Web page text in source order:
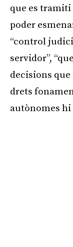
que es
poder
“control
servidor”,
decisions
drets
autònomes hi